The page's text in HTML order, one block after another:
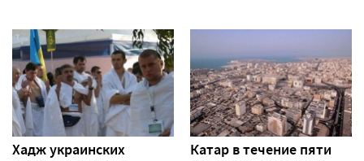
Хадж украинских
Катар в течение пяти